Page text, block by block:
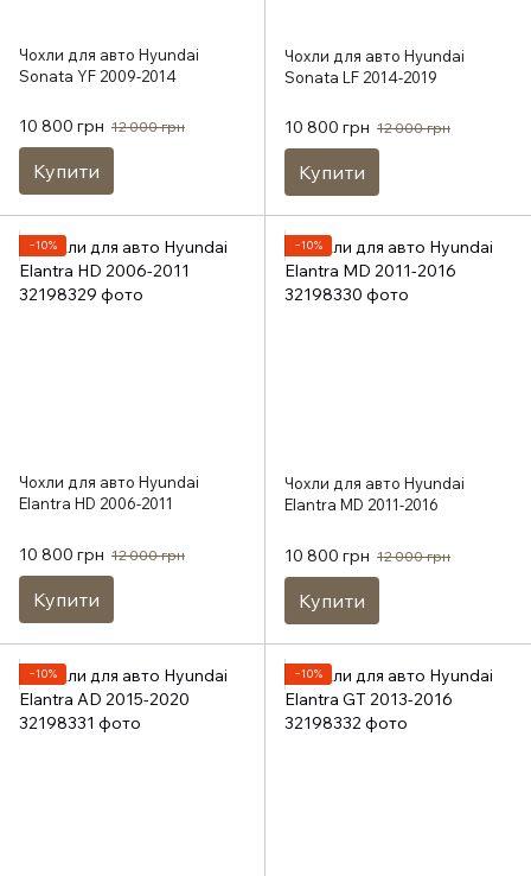
Чохли для авто Hyundai
Sonata YF 2009-2014
10 800 грн 12 000 грн
Купити
Чохли для авто Hyundai
Sonata LF 2014-2019
10 800 грн 12 000 грн
Купити
−10%
Чохли для авто Hyundai
Elantra HD 2006-2011
10 800 грн 12 000 грн
Купити
−10%
Чохли для авто Hyundai
Elantra MD 2011-2016
10 800 грн 12 000 грн
Купити
−10% −10%